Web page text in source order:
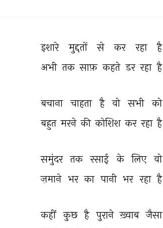
इशारे मुद्दतों से कर रहा
है
अभी तक साफ़ कहते डर रहा है
बचाना चाहता है वो सभी को
बहुत मरने की कोशिश कर रहा है
समुंदर तक रसाई के लिए वो
ज़माने भर का पानी भर रहा है
कहीं कुछ है पुराने ख़्वाब जैसा